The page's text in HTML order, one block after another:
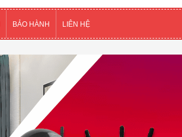
BẢO HÀNH LIÊN HỆ